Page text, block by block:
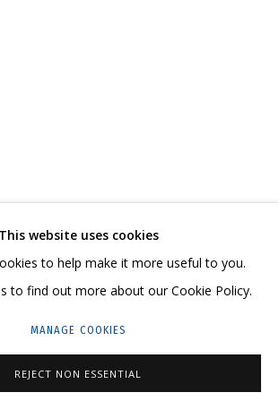
ГОРОДСКОЙ ОКРУГ,
This website uses cookies
to help make it more useful to you.
to find out more about our Cookie Policy.
MANAGE COOKIES
REJECT NON ESSENTIAL